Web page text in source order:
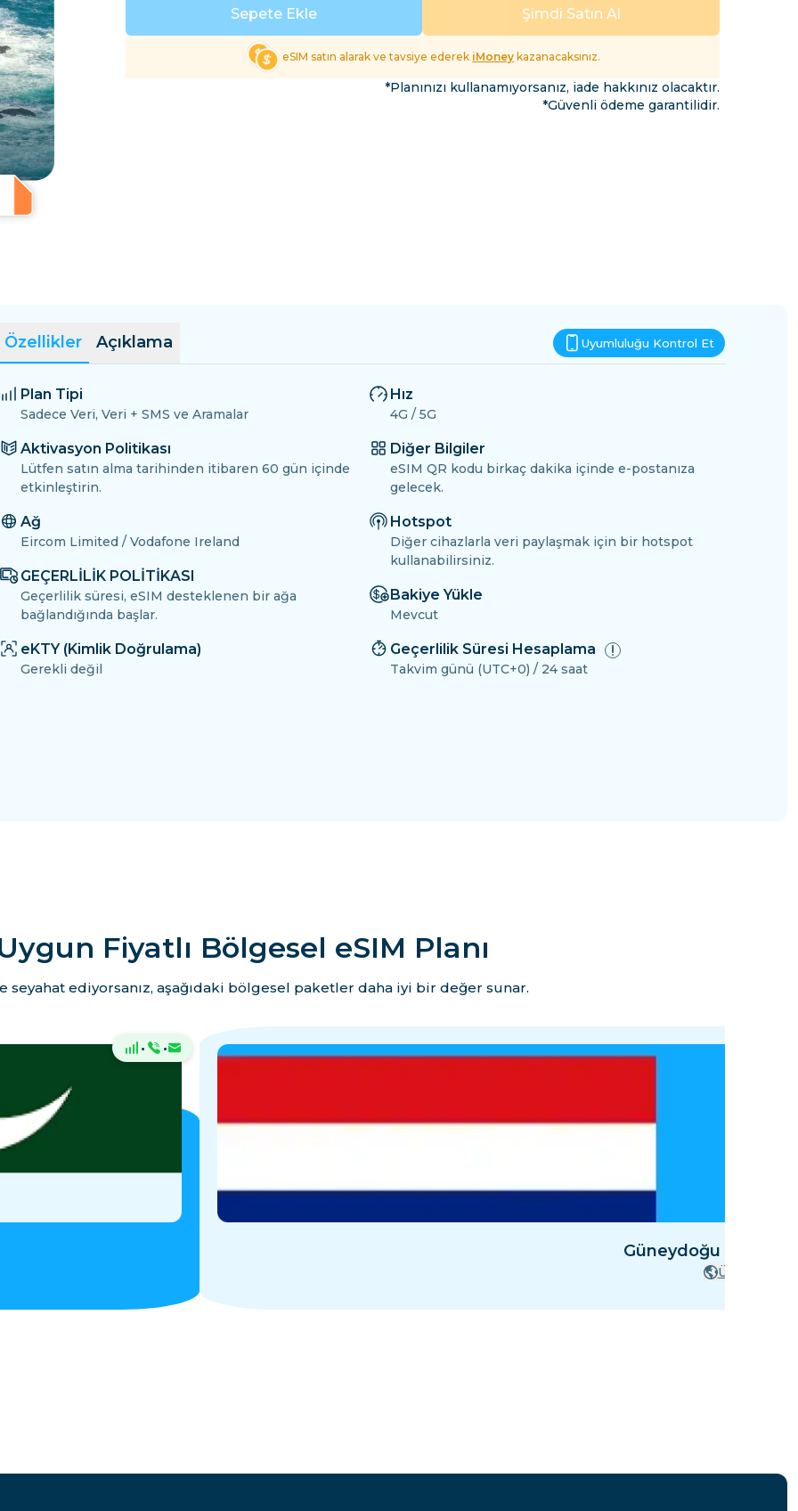
Tüm Varış Yerlerini Keşfet
Sepete Ekle Şimdi Satın Al
eSIM satın alarak ve tavsiye ederek iMoney kazanacaksınız.
*Planınızı kullanamıyorsanız, iade hakkınız olacaktır.
*Güvenli ödeme garantilidir.
Özellikler Açıklama Uyumluluğu Kontrol Et
Plan Tipi
Sadece Veri, Veri + SMS ve Aramalar
Aktivasyon Politikası
Lütfen satın alma tarihinden itibaren 60 gün içinde
etkinleştirin.
Ağ
Eircom Limited / Vodafone Ireland
GEÇERLİLİK POLİTİKASI
Geçerlilik süresi, eSIM desteklenen bir ağa
bağlandığında başlar.
eKTY (Kimlik Doğrulama)
Gerekli değil
Hız
4G / 5G
Diğer Bilgiler
eSIM QR kodu birkaç dakika içinde e-postanıza
gelecek.
Hotspot
Diğer cihazlarla veri paylaşmak için bir hotspot
kullanabilirsiniz.
Bakiye Yükle
Mevcut
Geçerlilik Süresi Hesaplama
Takvim günü (UTC+0) / 24 saat
Fiyatlı Bölgesel eSIM Planı
seyahat ediyorsanız, aşağıdaki bölgesel paketler daha iyi bir değer sunar.
· ·
Güneydoğu Asya: 4
Ülke